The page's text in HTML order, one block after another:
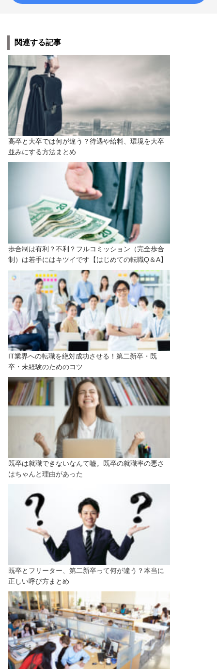
関連する記事
高卒と大卒では何が違う？待遇や給料、環境を大卒
並みにする方法まとめ
歩合制は有利？不利？フルコミッション（完全歩合
制）は若手にはキツイです【はじめての転職Q＆A】
IT業界への転職を絶対成功させる！第二新卒・既
卒・未経験のためのコツ
既卒は就職できないなんて嘘。既卒の就職率の悪さ
はちゃんと理由があった
既卒とフリーター、第二新卒って何が違う？本当に
正しい呼び方まとめ